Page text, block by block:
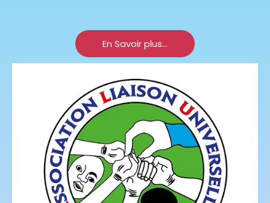
En Savoir plus...